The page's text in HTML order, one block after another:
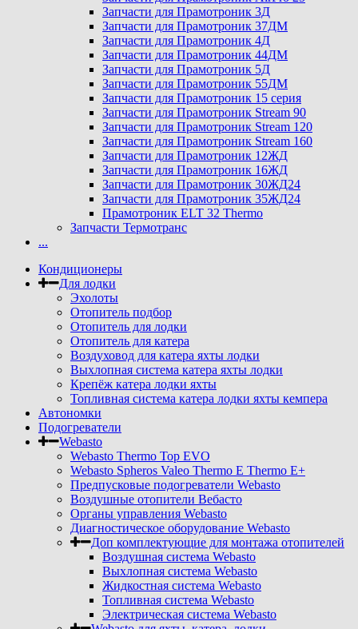
Запчасти для Прамотроник 3Д
Запчасти для Прамотроник 37ДМ
Запчасти для Прамотроник 4Д
Запчасти для Прамотроник 44ДМ
Запчасти для Прамотроник 5Д
Запчасти для Прамотроник 55ДМ
Запчасти для Прамотроник 15 серия
Запчасти для Прамотроник Stream 90
Запчасти для Прамотроник Stream 120
Запчасти для Прамотроник Stream 160
Запчасти для Прамотроник 12ЖД
Запчасти для Прамотроник 16ЖД
Запчасти для Прамотроник 30ЖД24
Запчасти для Прамотроник 35ЖД24
Прамотроник ELT 32 Thermo
Запчасти Термотранс
...
Кондиционеры
Для лодки
Эхолоты
Отопитель подбор
Отопитель для лодки
Отопитель для катера
Воздуховод для катера яхты лодки
Выхлопная система катера яхты лодки
Крепёж катера лодки яхты
Топливная система катера лодки яхты кемпера
Автономки
Подогреватели
Webasto
Webasto Thermo Top EVO
Webasto Spheros Valeo Thermo E Thermo E+
Предпусковые подогреватели Webasto
Воздушные отопители Вебасто
Органы управления Webasto
Диагностическое оборудование Webasto
Доп комплектующие для монтажа отопителей
Воздушная система Webasto
Выхлопная система Webasto
Жидкостная система Webasto
Топливная система Webasto
Электрическая система Webasto